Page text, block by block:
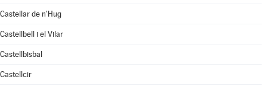
Castellar de n'Hug
Castellbell i el Vilar
Castellbisbal
Castellcir